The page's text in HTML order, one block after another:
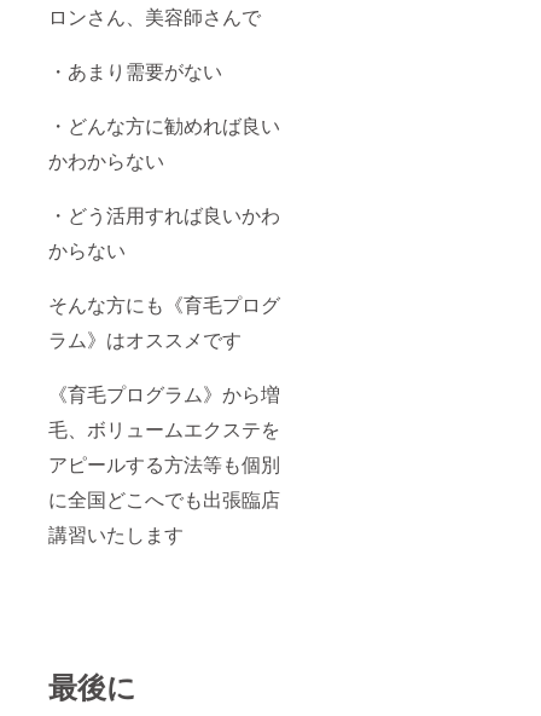
ロンさん、美容師さんで
・あまり需要がない
・どんな方に勧めれば良い
かわからない
・どう活用すれば良いかわ
からない
そんな方にも《育毛プログ
ラム》はオススメです
《育毛プログラム》から増
毛、ボリュームエクステを
アピールする方法等も個別
に全国どこへでも出張臨店
講習いたします
最後に